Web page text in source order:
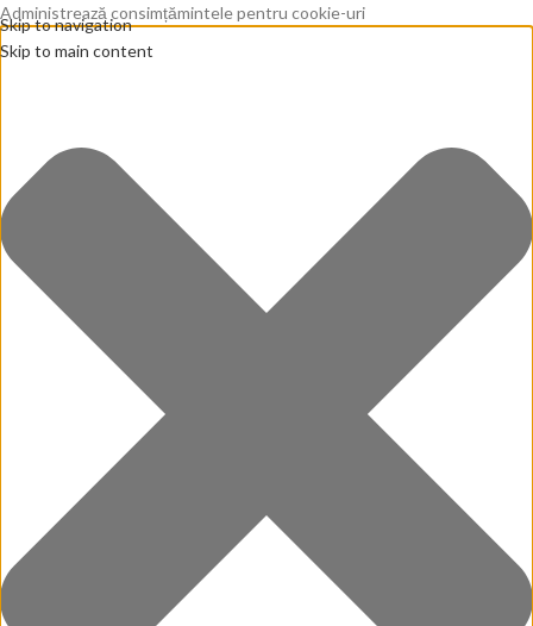
Administrează consimțămintele pentru cookie-uri
Skip to navigation
Skip to main content